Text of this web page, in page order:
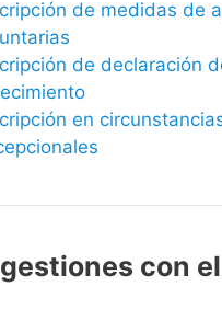
de medidas de
de declaración
en
con